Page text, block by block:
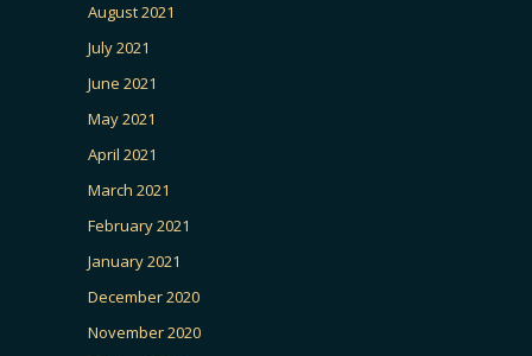
August 2021
July 2021
June 2021
May 2021
April 2021
March 2021
February 2021
January 2021
December 2020
November 2020